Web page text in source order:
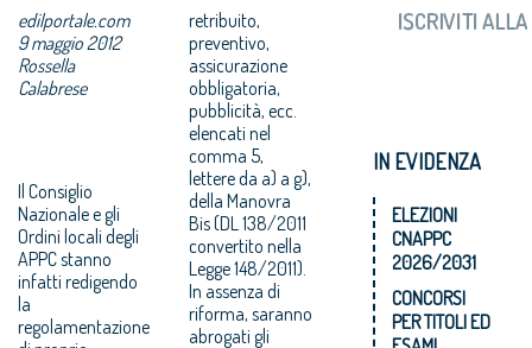
professionali dovranno essere riformati
edilportale.com
9 maggio 2012
Rossella
Calabrese
Il Consiglio
Nazionale e gli
Ordini locali degli
APPC stanno
infatti redigendo
la
regolamentazione
retribuito,
preventivo,
assicurazione
obbligatoria,
pubblicità, ecc.
elencati nel
comma 5,
lettere da a) a g),
della Manovra
Bis (DL 138/2011
convertito nella
Legge 148/2011).
In assenza di
riforma, saranno
abrogati gli
IN EVIDENZA
ELEZIONI
CNAPPC
2026/2031
CONCORSI
PER TITOLI ED